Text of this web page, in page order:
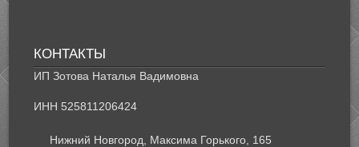
КОНТАКТЫ
ИП Зотова Наталья Вадимовна
ИНН 525811206424
Нижний Новгород, Максима Горького, 165